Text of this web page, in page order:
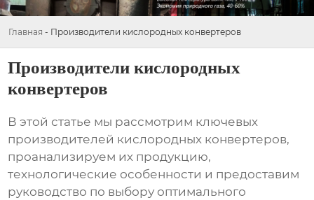
Главная - Производители кислородных конвертеров
Производители кислородных
конвертеров
В этой статье мы рассмотрим ключевых
производителей кислородных конвертеров,
проанализируем их продукцию,
технологические особенности и предоставим
руководство по выбору оптимального